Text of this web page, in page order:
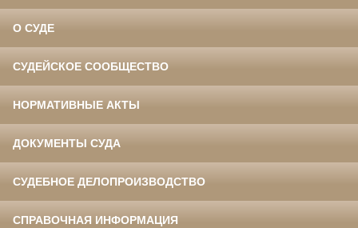
О СУДЕ
СУДЕЙСКОЕ СООБЩЕСТВО
НОРМАТИВНЫЕ АКТЫ
ДОКУМЕНТЫ СУДА
СУДЕБНОЕ ДЕЛОПРОИЗВОДСТВО
СПРАВОЧНАЯ ИНФОРМАЦИЯ